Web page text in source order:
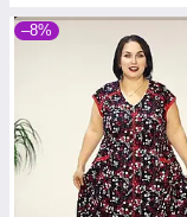
–8%